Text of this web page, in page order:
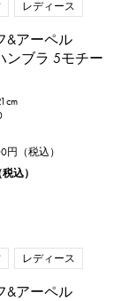
ト
ルマリン
レディース
&アーペル
ンブラ 5モチー
円（税込）
込）
レディース
&アーペル